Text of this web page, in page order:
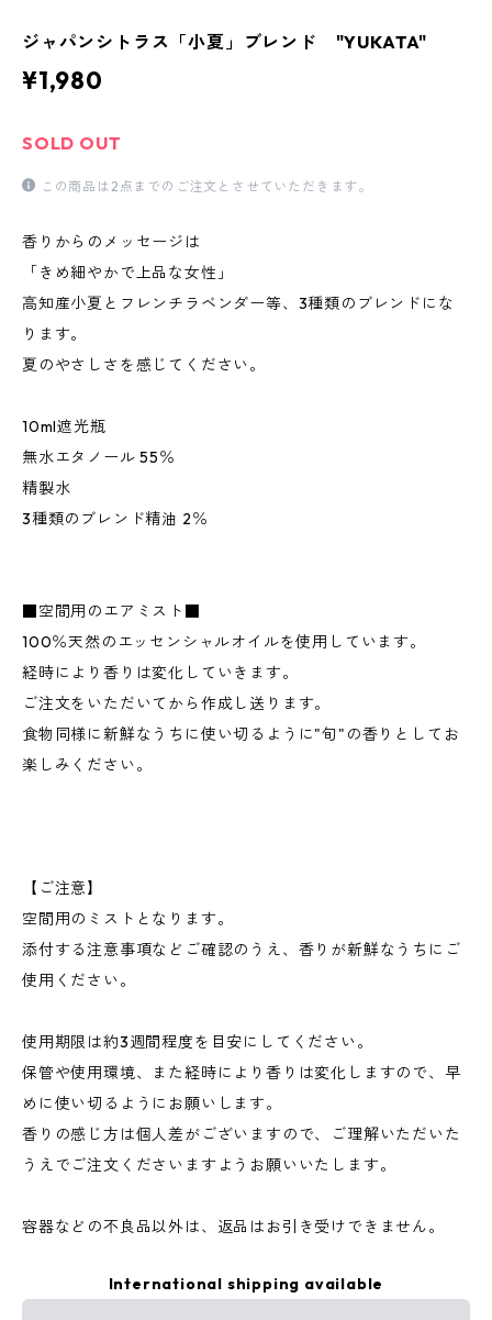
ジャパンシトラス「小夏」ブレンド "YUKATA"
¥1,980
SOLD OUT
この商品は2点までのご注文とさせていただきます。
香りからのメッセージは
「きめ細やかで上品な女性」
高知産小夏とフレンチラベンダー等、3種類のブレンドにな
ります。
夏のやさしさを感じてください。
10ml遮光瓶
無水エタノール 55％
精製水
3種類のブレンド精油 2％
■空間用のエアミスト■
100％天然のエッセンシャルオイルを使用しています。
経時により香りは変化していきます。
ご注文をいただいてから作成し送ります。
食物同様に新鮮なうちに使い切るように"旬"の香りとしてお
楽しみください。
【ご注意】
空間用のミストとなります。
添付する注意事項などご確認のうえ、香りが新鮮なうちにご
使用ください。
使用期限は約3週間程度を目安にしてください。
保管や使用環境、また経時により香りは変化しますので、早
めに使い切るようにお願いします。
香りの感じ方は個人差がございますので、ご理解いただいた
うえでご注文くださいますようお願いいたします。
容器などの不良品以外は、返品はお引き受けできません。
International shipping available